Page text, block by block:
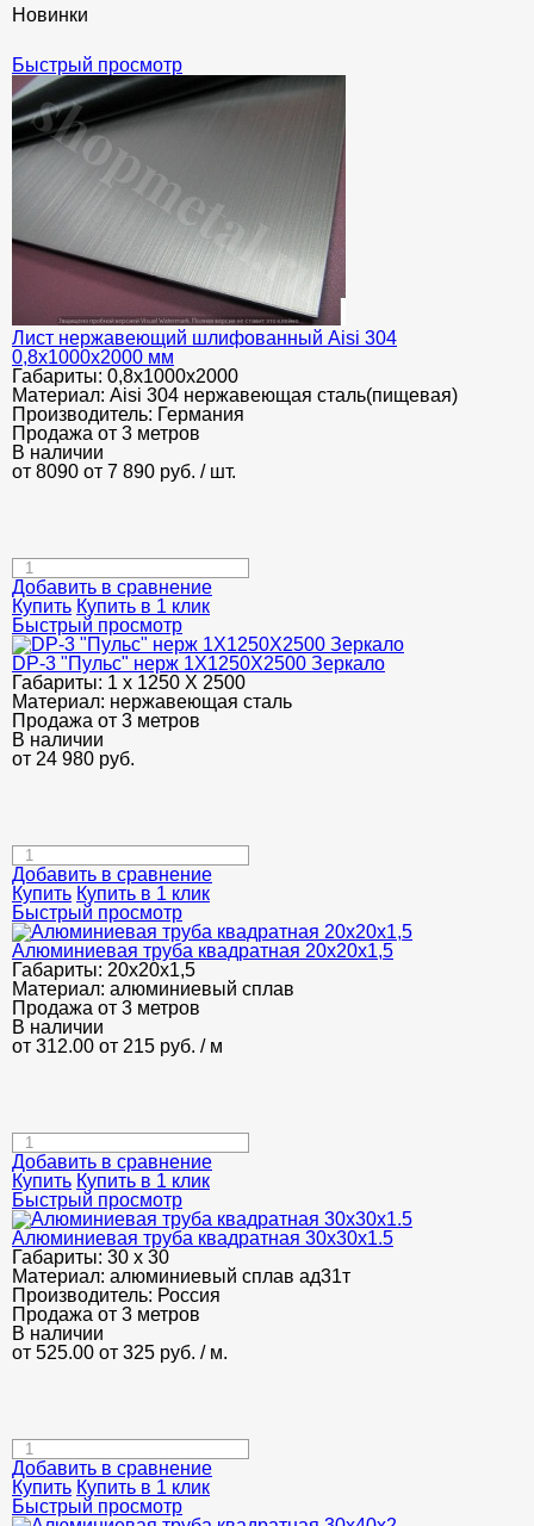
Новинки
Быстрый просмотр
Лист нержавеющий шлифованный Aisi 304
0,8х1000х2000 мм
Габариты: 0,8х1000х2000
Материал: Aisi 304 нержавеющая сталь(пищевая)
Производитель: Германия
Продажа от 3 метров
В наличии
от 8090 от 7 890 руб. / шт.
Добавить в сравнение
Купить Купить в 1 клик
Быстрый просмотр
DP-3 "Пульс" нерж 1Х1250Х2500 Зеркало
Габариты: 1 х 1250 Х 2500
Материал: нержавеющая сталь
Продажа от 3 метров
В наличии
от 24 980 руб.
Добавить в сравнение
Купить Купить в 1 клик
Быстрый просмотр
Алюминиевая труба квадратная 20х20х1,5
Габариты: 20х20х1,5
Материал: алюминиевый сплав
Продажа от 3 метров
В наличии
от 312.00 от 215 руб. / м
Добавить в сравнение
Купить Купить в 1 клик
Быстрый просмотр
Алюминиевая труба квадратная 30х30х1.5
Габариты: 30 х 30
Материал: алюминиевый сплав ад31т
Производитель: Россия
Продажа от 3 метров
В наличии
от 525.00 от 325 руб. / м.
Добавить в сравнение
Купить Купить в 1 клик
Быстрый просмотр